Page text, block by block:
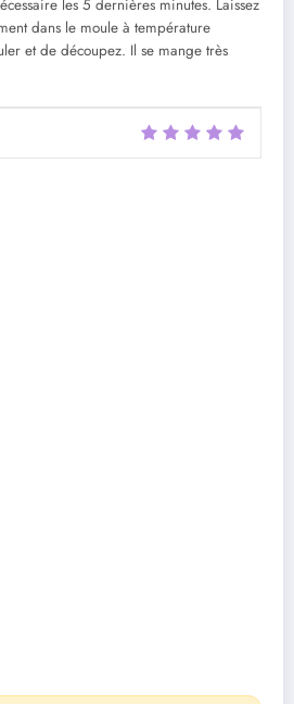
les 5 dernières minutes. Laissez
dans le moule à température
et de découpez. Il se mange très